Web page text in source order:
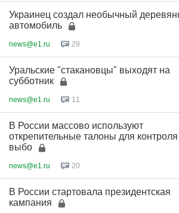
Украинец создал необычный
автомобиль
news@e1.ru 29
Уральские "стакановцы" выходят на
субботник
news@e1.ru 11
В России массово используют
открепительные талоны для контроля
выбо
news@e1.ru 20
В России стартовала президентская
кампания